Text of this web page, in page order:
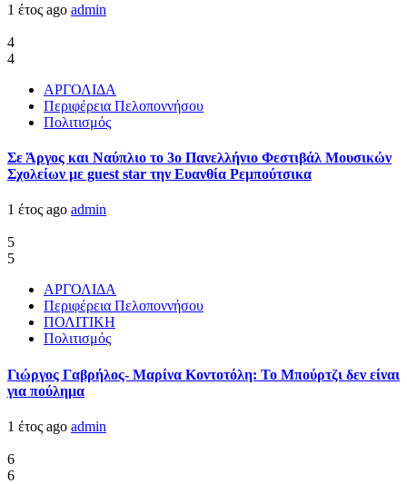
1 έτος ago admin
4
4
ΑΡΓΟΛΙΔΑ
Περιφέρεια Πελοποννήσου
Πολιτισμός
Σε Άργος και Ναύπλιο το 3ο Πανελλήνιο Φεστιβάλ Μουσικών
Σχολείων με guest star την Ευανθία Ρεμπούτσικα
1 έτος ago admin
5
5
ΑΡΓΟΛΙΔΑ
Περιφέρεια Πελοποννήσου
ΠΟΛΙΤΙΚΗ
Πολιτισμός
Γιώργος Γαβρήλος- Μαρίνα Κοντοτόλη: Το Μπούρτζι δεν είναι
για πούλημα
1 έτος ago admin
6
6